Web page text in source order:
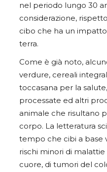
nel periodo lungo 30
considerazione,
cibo che ha un
terra.
Come è già noto,
verdure, cereali
toccasana per la
processate ed altri
animale che risultano
corpo. La letteratura
tempo che cibi a base
rischi minori di
cuore, di tumori del